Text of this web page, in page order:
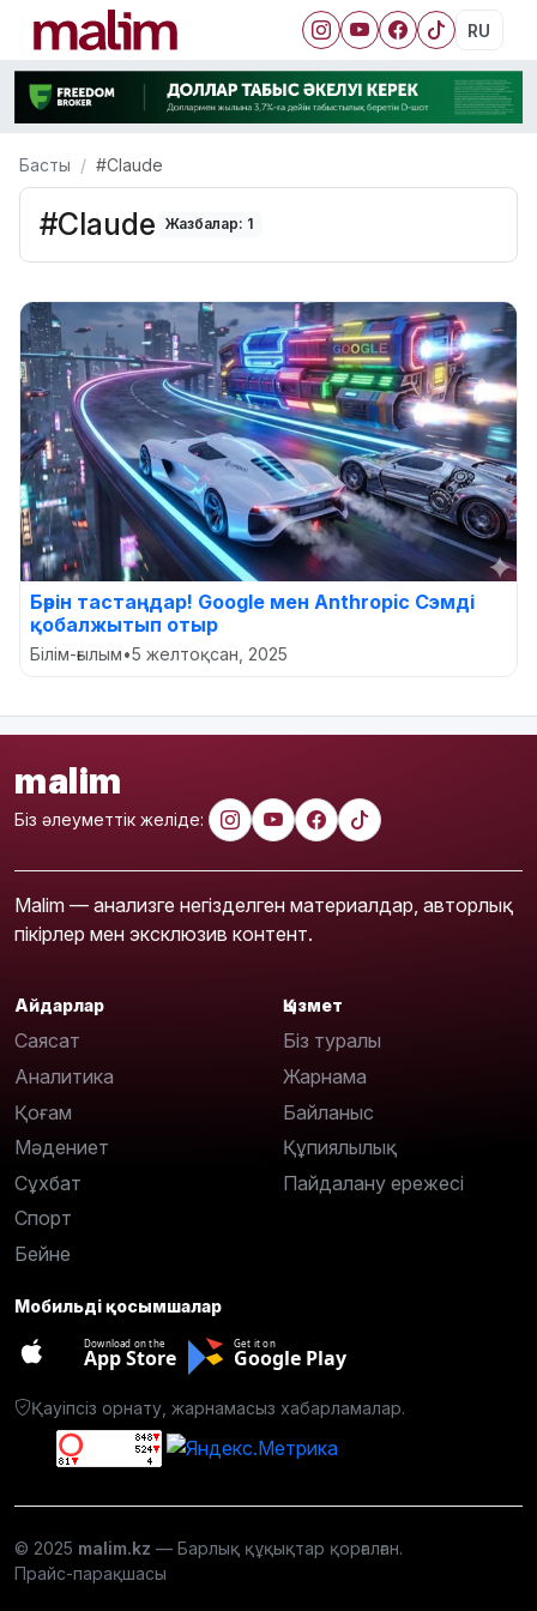
RU
Басты #Claude
#Claude Жазбалар: 1
Бәрін тастаңдар! Google мен Anthropic Сэмді
қобалжытып отыр
Білім-ғылым•5 желтоқсан, 2025
malim
Біз әлеуметтік желіде:
Malim — анализге негізделген материалдар, авторлық
пікірлер мен эксклюзив контент.
Айдарлар
Саясат
Аналитика
Қоғам
Мәдениет
Сұхбат
Спорт
Бейне
Қызмет
Біз туралы
Жарнама
Байланыс
Құпиялылық
Пайдалану ережесі
Мобильді қосымшалар
Download on the
App Store
Get it on
Google Play
Қауіпсіз орнату, жарнамасыз хабарламалар.
© 2025 malim.kz — Барлық құқықтар қорғалған.
Прайс-парақшасы